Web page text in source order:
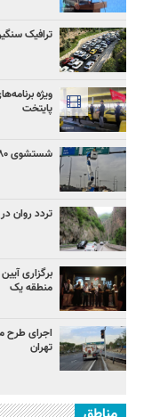
ترافیک
ویژه
پایتخت
شستشوی ۸۰ تابلو راهنمای مسیر با استفاده از بالابر
تردد روان
برگزاری
منطقه یک
اجرای طرح
تهران